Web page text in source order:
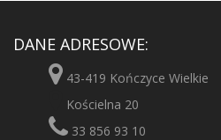
DANE ADRESOWE:
43-419 Kończyce Wielkie
Kościelna 20
33 856 93 10